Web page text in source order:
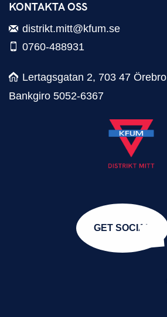
KONTAKTA OSS
distrikt.mitt@kfum.se
0760-488931
Lertagsgatan 2, 703 47 Örebro
Bankgiro 5052-6367
GET SOCIAL